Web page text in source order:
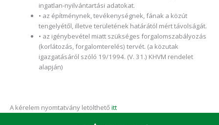
ingatlan-nyilvántartási adatokat.
• az építménynek, tevékenységnek, fának a közút
tengelyétől, illetve területének határától mért távolságát.
• az igénybevétel miatt szükséges forgalomszabályozás
(korlátozás, forgalomterelés) tervét. (a közutak
igazgatásáról szóló 19/1994. (V. 31.) KHVM rendelet
alapján)
A kérelem nyomtatvány letölthető itt